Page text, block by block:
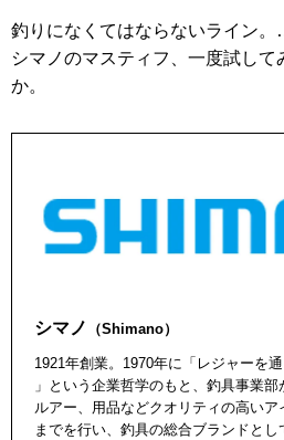
釣りになくてはならないライン。
シマノのマスティフ、一度試して
か。
シマノ （Shimano）
1921年創業。1970年に「レジャーを
」という企業哲学のもと、釣具事業部
ルアー、用品などクオリティの高い
までを行い、釣具の総合ブランドと